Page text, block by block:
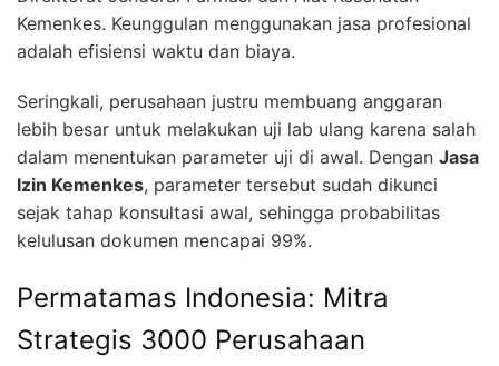
Kemenkes. Keunggulan menggunakan jasa profesional
adalah efisiensi waktu dan biaya.
Seringkali, perusahaan justru membuang anggaran
lebih besar untuk melakukan uji lab ulang karena salah
dalam menentukan parameter uji di awal. Dengan Jasa
Izin Kemenkes, parameter tersebut sudah dikunci
sejak tahap konsultasi awal, sehingga probabilitas
kelulusan dokumen mencapai 99%.
Permatamas Indonesia: Mitra
Strategis 3000 Perusahaan